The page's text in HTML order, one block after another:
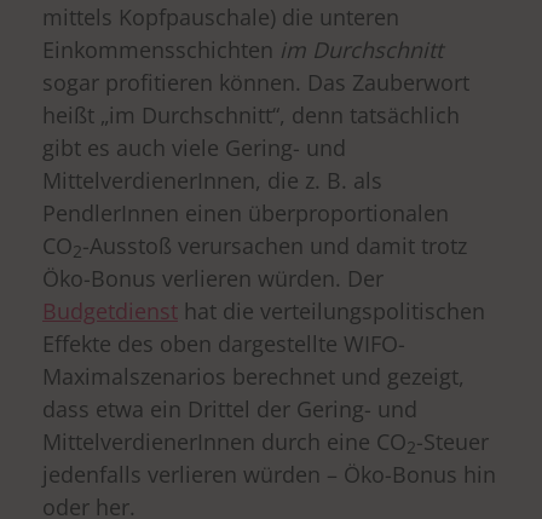
mittels Kopfpauschale) die unteren
Einkommensschichten im Durchschnitt
sogar profitieren können. Das Zauberwort
heißt „im Durchschnitt“, denn tatsächlich
gibt es auch viele Gering- und
MittelverdienerInnen, die z. B. als
PendlerInnen einen überproportionalen
CO2-Ausstoß verursachen und damit trotz
Öko-Bonus verlieren würden. Der
Budgetdienst hat die verteilungspolitischen
Effekte des oben dargestellte WIFO-
Maximalszenarios berechnet und gezeigt,
dass etwa ein Drittel der Gering- und
MittelverdienerInnen durch eine CO2-Steuer
jedenfalls verlieren würden – Öko-Bonus hin
oder her.